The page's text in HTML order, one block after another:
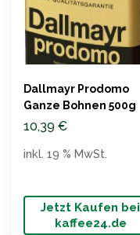
Dallmayr Prodomo
Ganze Bohnen 500g
10,39 €
Jetzt Kaufen bei
kaffee24.de
inkl. 19 % MwSt.